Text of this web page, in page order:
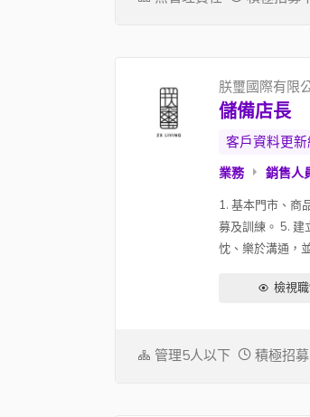
朕璽國際有限
儲備店長
客戶資料更新
業務 銷售人
1. 基本門市、商
募及訓練。 5. 建
忱、樂於溝通，
檢視
管理5人以下 積極招